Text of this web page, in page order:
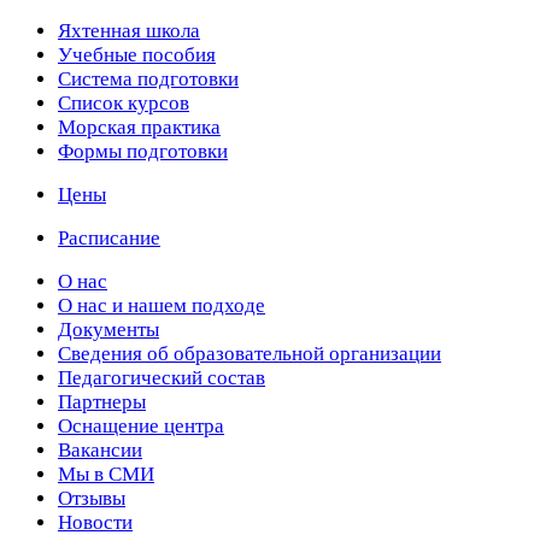
Яхтенная школа
Учебные пособия
Cистема подготовки
Список курсов
Морская практика
Формы подготовки
Цены
Расписание
О нас
О нас и нашем подходе
Документы
Сведения об образовательной организации
Педагогический состав
Партнеры
Оснащение центра
Вакансии
Мы в СМИ
Отзывы
Новости